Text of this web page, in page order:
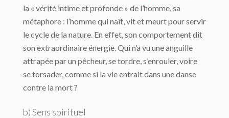
la « vérité intime et profonde » de l’homme, sa
métaphore : l’homme qui naît, vit et meurt pour servir
le cycle de la nature. En effet, son comportement dit
son extraordinaire énergie. Qui n’a vu une anguille
attrapée par un pêcheur, se tordre, s’enrouler, voire
se torsader, comme si la vie entrait dans une danse
contre la mort ?
b) Sens spirituel